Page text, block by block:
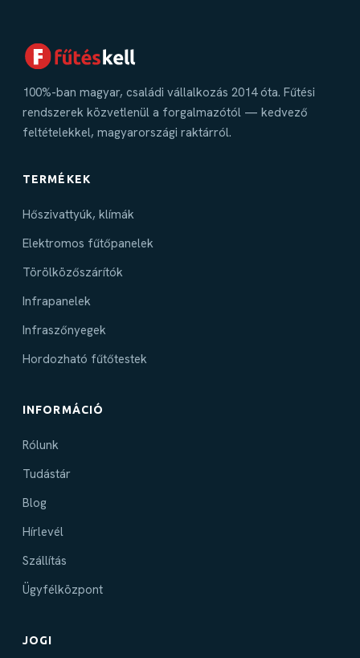
100%-ban magyar, családi vállalkozás 2014 óta. Fűtési
rendszerek közvetlenül a forgalmazótól — kedvező
feltételekkel, magyarországi raktárról.
TERMÉKEK
Hőszivattyúk, klímák
Elektromos fűtőpanelek
Törölközőszárítók
Infrapanelek
Infraszőnyegek
Hordozható fűtőtestek
INFORMÁCIÓ
Rólunk
Tudástár
Blog
Hírlevél
Szállítás
Ügyfélközpont
JOGI